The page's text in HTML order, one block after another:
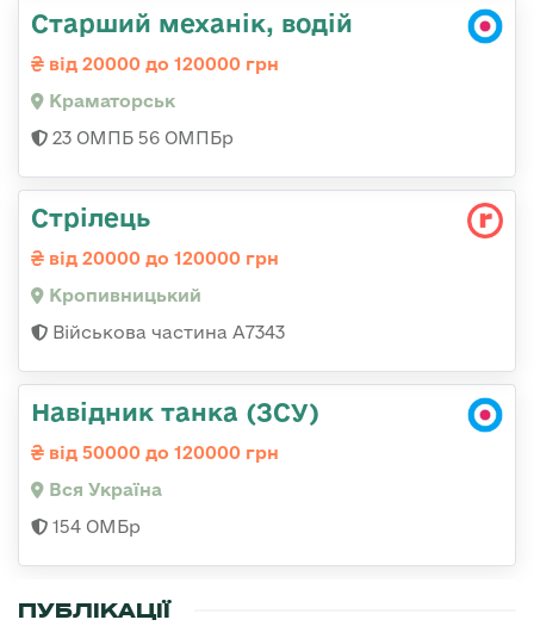
Старший механік, водій
від 20000 до 120000 грн
Краматорськ
23 ОМПБ 56 ОМПБр
Стрілець
від 20000 до 120000 грн
Кропивницький
Військова частина А7343
Навідник танка (ЗСУ)
від 50000 до 120000 грн
Вся Україна
154 ОМБр
ПУБЛІКАЦІЇ